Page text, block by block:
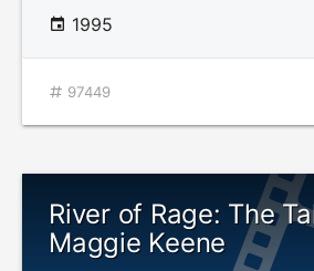
1995
97449
River of Rage: The
Maggie Keene